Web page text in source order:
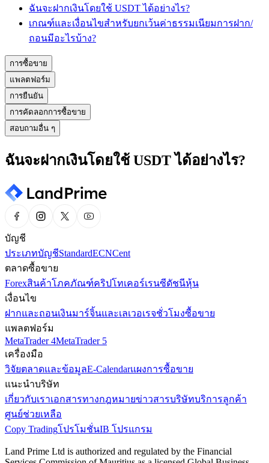
ฉันจะฝากเงินโดยใช้ USDT ได้อย่างไร?
เกณฑ์และเงื่อนไขสำหรับยกเว้นค่าธรรมเนียมการฝาก/
ถอนมีอะไรบ้าง?
การซื้อขาย
แพลตฟอร์ม
การยืนยัน
การคัดลอกการซื้อขาย
สอบถามอื่น ๆ
ฉันจะฝากเงินโดยใช้ USDT ได้อย่างไร?
บัญชี
ประเภทบัญชีStandardECNCent
ตลาดซื้อขาย
Forexสินค้าโภคภัณฑ์คริปโทเคอร์เรนซีดัชนีหุ้น
เงื่อนไข
ฝากและถอนเงินมาร์จิ้นและเลเวอเรจชั่วโมงซื้อขาย
แพลตฟอร์ม
MetaTrader 4MetaTrader 5
เครื่องมือ
วิจัยตลาดและข้อมูลE-Calendarแผงการซื้อขาย
แนะนำบริษัท
เกี่ยวกับเราเอกสารทางกฎหมายข่าวสารบริษัทบริการลูกค้า
ศูนย์ช่วยเหลือ
Copy Tradingโปรโมชั่นIB โปรแกรม
Land Prime Ltd is authorized and regulated by the Financial